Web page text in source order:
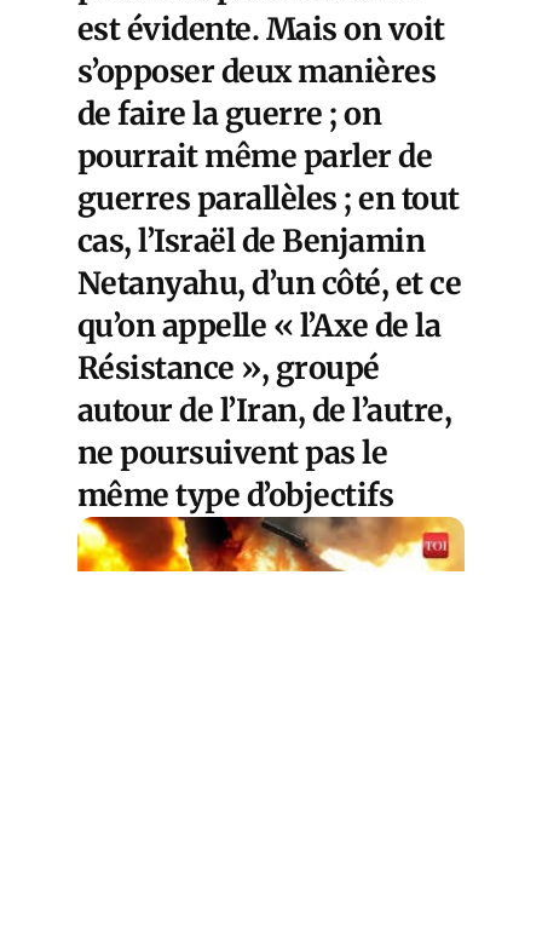
est évidente. Mais on voit
s’opposer deux manières
de faire la guerre ; on
pourrait même parler de
guerres parallèles ; en tout
cas, l’Israël de Benjamin
Netanyahu, d’un côté, et ce
qu’on appelle « l’Axe de la
Résistance », groupé
autour de l’Iran, de l’autre,
ne poursuivent pas le
même type d’objectifs